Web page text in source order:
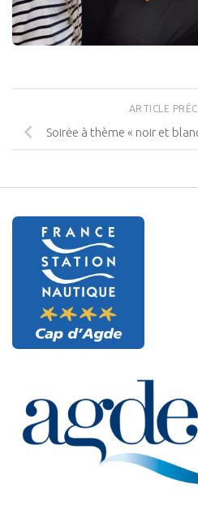
ARTICLE
Soirėe à thème « noir et